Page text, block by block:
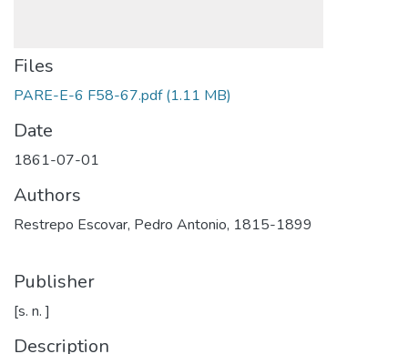
Files
PARE-E-6 F58-67.pdf(1.11 MB)
Date
1861-07-01
Authors
Restrepo Escovar, Pedro Antonio, 1815-1899
Publisher
[s. n. ]
Description